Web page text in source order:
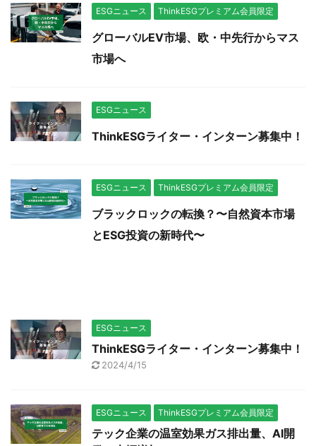
ESGニュース ThinkESGプレミアム会員限定
グローバルEV市場、欧・中先行からマス
市場へ
ESGニュース
ThinkESGライター・インターン募集中！
ESGニュース ThinkESGプレミアム会員限定
ブラックロックの転換？〜自然資本市場
とESG投資の新時代〜
ESGニュース
ThinkESGライター・インターン募集中！
2024/4/15
ESGニュース ThinkESGプレミアム会員限定
テック企業の温室効果ガス排出量、AI開